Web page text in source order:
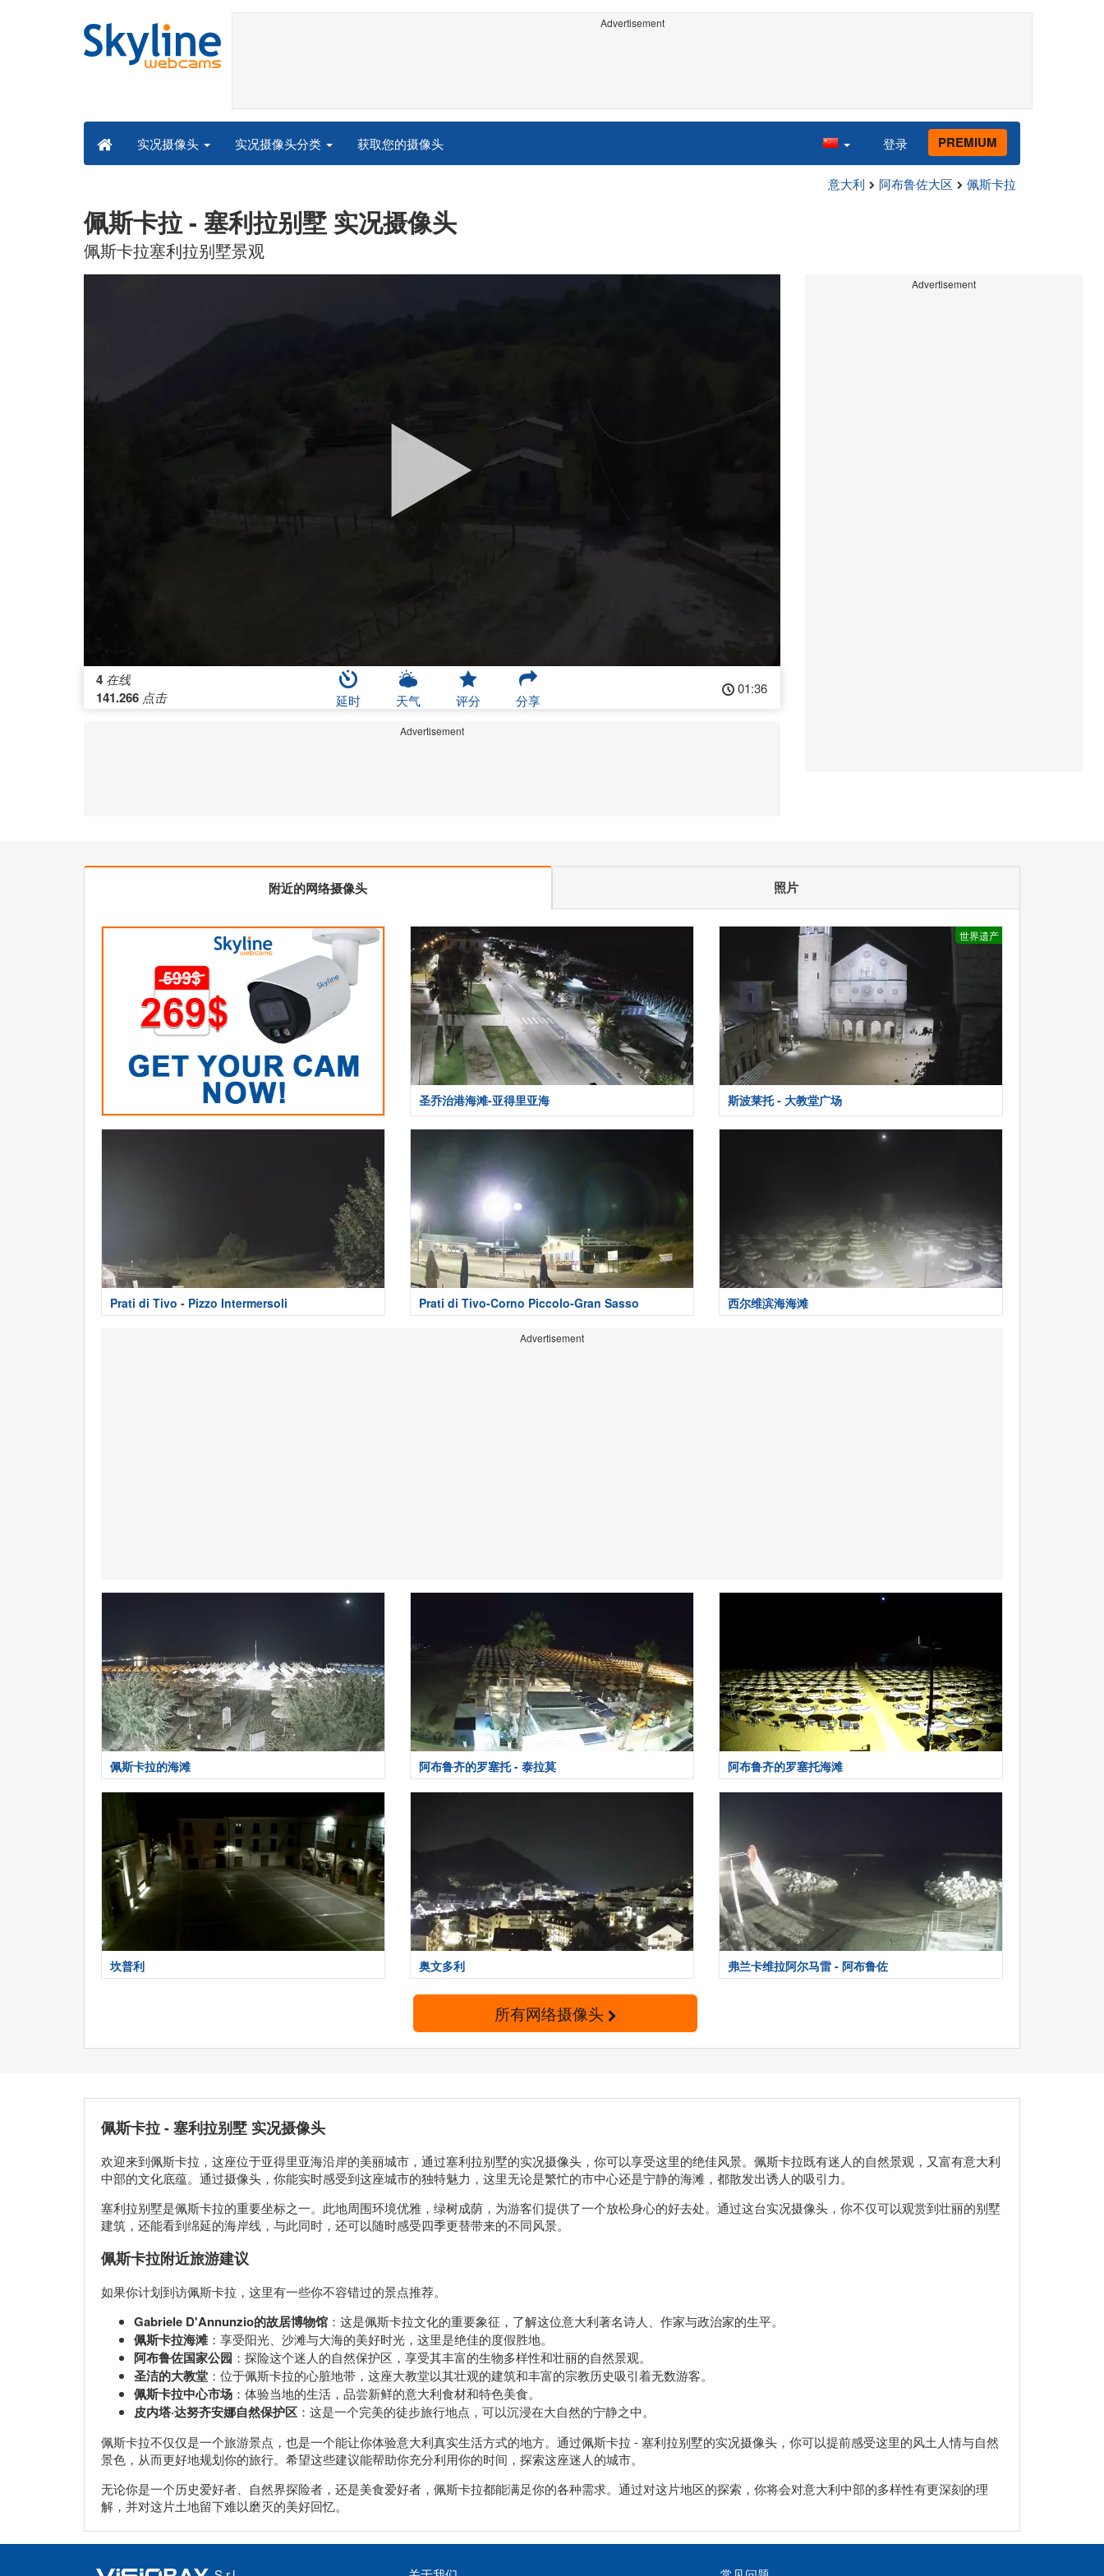
Advertisement
实况摄像头 实况摄像头分类 获取您的摄像头 登录 PREMIUM
意大利 阿布鲁佐大区 佩斯卡拉
佩斯卡拉 - 塞利拉别墅 实况摄像头
佩斯卡拉塞利拉别墅景观
4 在线
141.266 点击 延时 天气 评分 分享
01:36
Advertisement
Advertisement
附近的网络摄像头 照片
圣乔治港海滩-亚得里亚海
世界遗产
斯波莱托 - 大教堂广场
Prati di Tivo - Pizzo Intermersoli Prati di Tivo-Corno Piccolo-Gran Sasso 西尔维滨海海滩
Advertisement
佩斯卡拉的海滩 阿布鲁齐的罗塞托 - 泰拉莫 阿布鲁齐的罗塞托海滩
坎普利 奥文多利 弗兰卡维拉阿尔马雷 - 阿布鲁佐
所有网络摄像头
佩斯卡拉 - 塞利拉别墅 实况摄像头
欢迎来到佩斯卡拉，这座位于亚得里亚海沿岸的美丽城市，通过塞利拉别墅的实况摄像头，你可以享受这里的绝佳风景。佩斯卡拉既有迷人的自然景观，又富有意大利
中部的文化底蕴。通过摄像头，你能实时感受到这座城市的独特魅力，这里无论是繁忙的市中心还是宁静的海滩，都散发出诱人的吸引力。
塞利拉别墅是佩斯卡拉的重要坐标之一。此地周围环境优雅，绿树成荫，为游客们提供了一个放松身心的好去处。通过这台实况摄像头，你不仅可以观赏到壮丽的别墅
建筑，还能看到绵延的海岸线，与此同时，还可以随时感受四季更替带来的不同风景。
佩斯卡拉附近旅游建议
如果你计划到访佩斯卡拉，这里有一些你不容错过的景点推荐。
Gabriele D'Annunzio的故居博物馆 ：这是佩斯卡拉文化的重要象征，了解这位意大利著名诗人、作家与政治家的生平。
佩斯卡拉海滩 ：享受阳光、沙滩与大海的美好时光，这里是绝佳的度假胜地。
阿布鲁佐国家公园 ：探险这个迷人的自然保护区，享受其丰富的生物多样性和壮丽的自然景观。
圣洁的大教堂 ：位于佩斯卡拉的心脏地带，这座大教堂以其壮观的建筑和丰富的宗教历史吸引着无数游客。
佩斯卡拉中心市场 ：体验当地的生活，品尝新鲜的意大利食材和特色美食。
皮内塔·达努齐安娜自然保护区 ：这是一个完美的徒步旅行地点，可以沉浸在大自然的宁静之中。
佩斯卡拉不仅仅是一个旅游景点，也是一个能让你体验意大利真实生活方式的地方。通过佩斯卡拉 - 塞利拉别墅的实况摄像头，你可以提前感受这里的风土人情与自然
景色，从而更好地规划你的旅行。希望这些建议能帮助你充分利用你的时间，探索这座迷人的城市。
无论你是一个历史爱好者、自然界探险者，还是美食爱好者，佩斯卡拉都能满足你的各种需求。通过对这片地区的探索，你将会对意大利中部的多样性有更深刻的理
解，并对这片土地留下难以磨灭的美好回忆。